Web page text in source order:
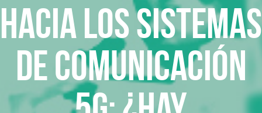
Hacia los sistemas
de comunicación